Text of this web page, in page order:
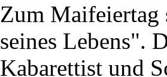
Zum Maifeiertag
seines Lebens".
Kabarettist und